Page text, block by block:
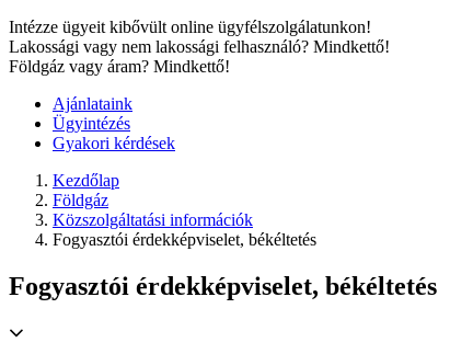
Intézze ügyeit kibővült online ügyfélszolgálatunkon!
Lakossági vagy nem lakossági felhasználó? Mindkettő!
Földgáz vagy áram? Mindkettő!
Ajánlataink
Ügyintézés
Gyakori kérdések
Kezdőlap
Földgáz
Közszolgáltatási információk
Fogyasztói érdekképviselet, békéltetés
Fogyasztói érdekképviselet, békéltetés